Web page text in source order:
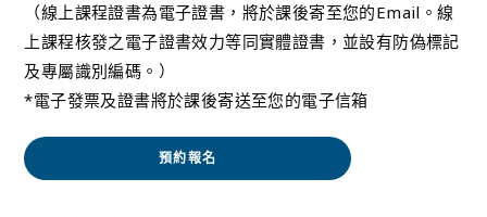
（線上課程證書為電子證書，將於課後寄至您的Email。線
上課程核發之電子證書效力等同實體證書，並設有防偽標記
及專屬識別編碼。）
*電子發票及證書將於課後寄送至您的電子信箱
預約報名